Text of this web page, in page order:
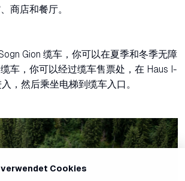
Cookies
商店和餐厅。
Gion 缆车，你可以在夏季和冬季无障
车，你可以经过缆车售票处，在 Haus I-
，然后乘坐电梯到缆车入口。